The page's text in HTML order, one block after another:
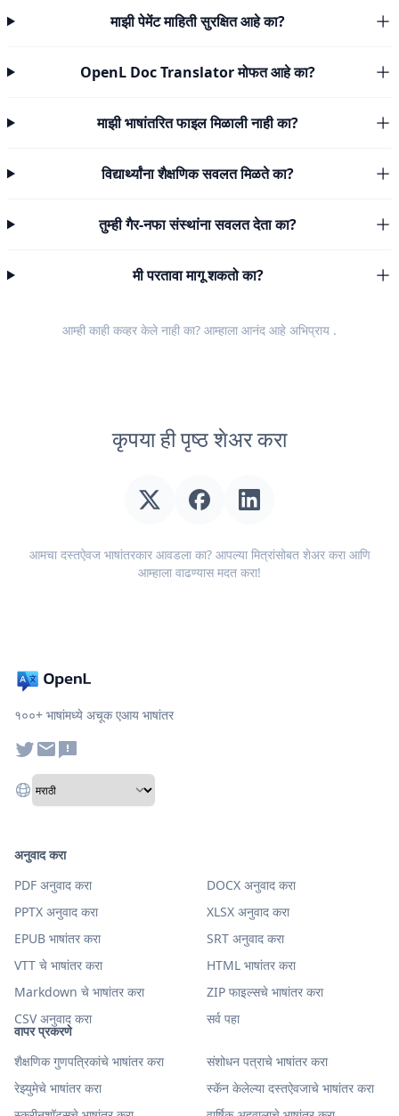
माझी पेमेंट माहिती सुरक्षित आहे का?
OpenL Doc Translator मोफत आहे का?
माझी भाषांतरित फाइल मिळाली नाही का?
विद्यार्थ्यांना शैक्षणिक सवलत मिळते का?
तुम्ही गैर-नफा संस्थांना सवलत देता का?
मी परतावा मागू शकतो का?
आम्ही काही कव्हर केले नाही का? आम्हाला आनंद आहे अभिप्राय .
कृपया ही पृष्ठ शेअर करा
आमचा दस्तऐवज भाषांतरकार आवडला का? आपल्या मित्रांसोबत शेअर करा आणि
आम्हाला वाढण्यास मदत करा!
१००+ भाषांमध्ये अचूक एआय भाषांतर
वापर प्रकरणे
शैक्षणिक गुणपत्रिकांचे भाषांतर करा
संशोधन पत्राचे भाषांतर करा
रेझ्युमेचे भाषांतर करा
स्कॅन केलेल्या दस्तऐवजाचे भाषांतर करा
अनुवाद करा
PDF अनुवाद करा
DOCX अनुवाद करा
PPTX अनुवाद करा
XLSX अनुवाद करा
EPUB भाषांतर करा
SRT अनुवाद करा
VTT चे भाषांतर करा
HTML भाषांतर करा
Markdown चे भाषांतर करा
ZIP फाइल्सचे भाषांतर करा
CSV अनुवाद करा
सर्व पहा